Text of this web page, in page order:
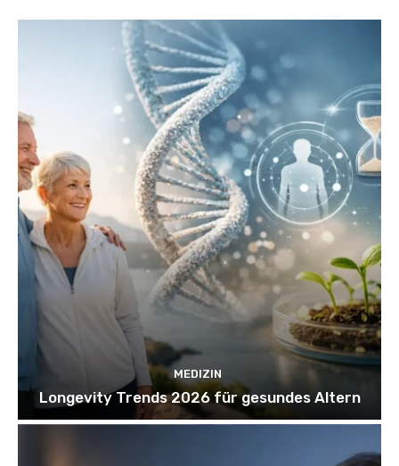
MEDIZIN
Longevity Trends 2026 für gesundes Altern